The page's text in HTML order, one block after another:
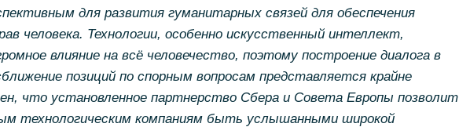
для развития гуманитарных связей для обеспечения
человека. Технологии, особенно искусственный интеллект,
влияние на всё человечество, поэтому построение диалога в
позиций по спорным вопросам представляется крайне
что установленное партнерство Сбера и Совета Европы позволит
технологическим компаниям быть услышанными широкой